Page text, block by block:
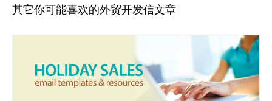
其它你可能喜欢的外贸开发信文章